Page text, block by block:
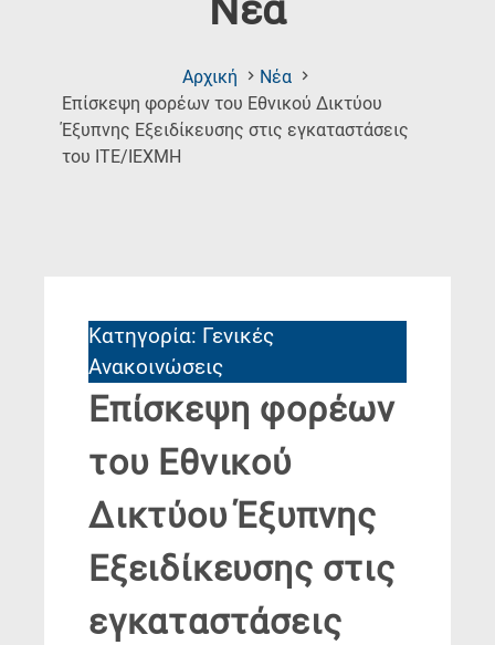
Αρχική
Νέα
Επίσκεψη φορέων του Εθνικού Δικτύου
Έξυπνης Εξειδίκευσης στις εγκαταστάσεις
του ΙΤΕ/ΙΕΧΜΗ
Κατηγορία: Γενικές
Ανακοινώσεις
Επίσκεψη φορέων
του Εθνικού
Δικτύου Έξυπνης
Εξειδίκευσης στις
εγκαταστάσεις